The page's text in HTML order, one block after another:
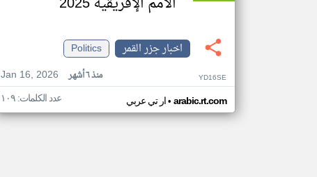
اخبار جزر القمر
Politics
Jan 16, 2026
منذ ٦ أشهر YD16SE
ار تي عربي• arabic.rt.com عدد الكلمات: ١٠٩